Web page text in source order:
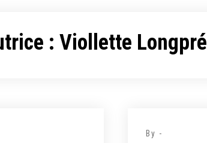
: Viollette Longpré
By -